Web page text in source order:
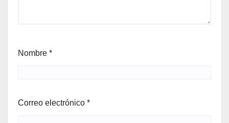
Nombre *
Correo electrónico *